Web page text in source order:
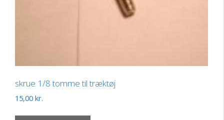
skrue 1/8 tomme til træktøj
15,00 kr.